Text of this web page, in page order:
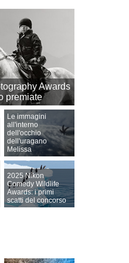
Awards
premiate
Le immagini
all'interno
dell'occhio
dell'uragano
Melissa
2025 Nikon
Comedy Wildlife
Awards: i primi
scatti del concorso